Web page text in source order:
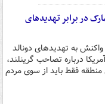
در برابر تهدیدهای
به تهدیدهای دونالد
درباره تصاحب گرینلند،
منطقه فقط باید از سوی مردم